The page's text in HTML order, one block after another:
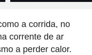
a corrida, no
corrente de ar
a perder calor.